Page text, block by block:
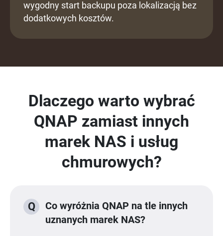
wygodny start backupu poza lokalizacją bez
dodatkowych kosztów.
Dlaczego warto wybrać
QNAP zamiast innych
marek NAS i usług
chmurowych?
Q
Co wyróżnia QNAP na tle innych
uznanych marek NAS?